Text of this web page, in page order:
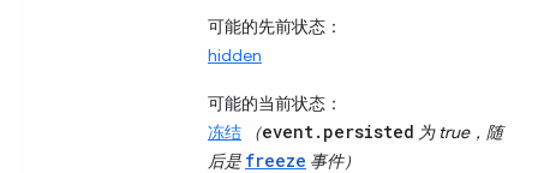
可能的先前状态 ：
hidden
可能的当前状态 ：
冻结
（event.persisted 为 true，随
后是 freeze 事件）